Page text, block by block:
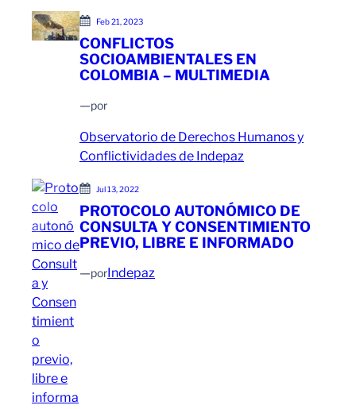
Feb 21, 2023
CONFLICTOS
SOCIOAMBIENTALES EN
COLOMBIA – MULTIMEDIA
—por
Observatorio de Derechos Humanos y
Conflictividades de Indepaz
Jul 13, 2022
PROTOCOLO AUTONÓMICO DE
CONSULTA Y CONSENTIMIENTO
PREVIO, LIBRE E INFORMADO
—porIndepaz